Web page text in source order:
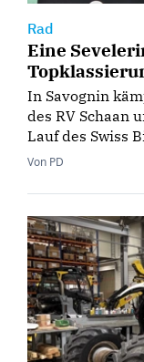
Rad
Eine
In Savognin
des RV Schaan
Lauf des Swiss
Von PD